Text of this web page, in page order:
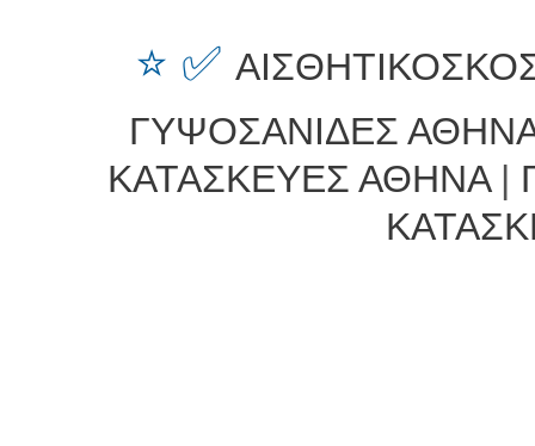
⭐ ✅
ΓΥΨΟΣΑΝΙΔΕΣ
ΚΑΤΑΣΚΕΥΕΣ ΑΘΗΝΑ|